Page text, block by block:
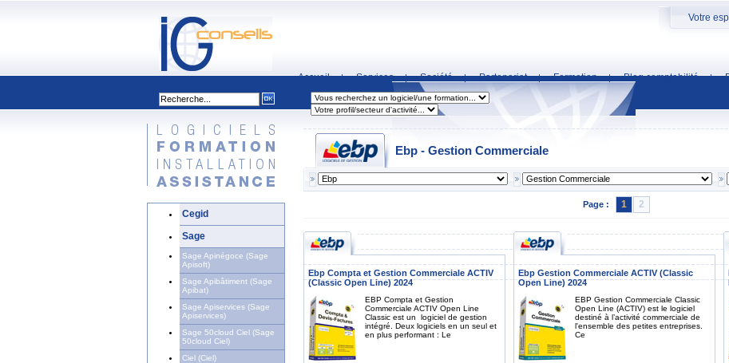
Accueil | Services | Société | Partenariat | Formation | Blog comptabilité |
Votre
Cegid
Sage
Sage Apinégoce (Sage
Apisoft)
Sage Apibâtiment (Sage
Apibat)
Sage Apiservices (Sage
Apiservices)
Sage 50cloud Ciel (Sage
50cloud Ciel)
Ciel (Ciel)
Ebp - Gestion Commerciale
Page : 1 2
Ebp Compta et Gestion Commerciale ACTIV
(Classic Open Line) 2024
EBP Compta et Gestion
Commerciale ACTIV Open Line
Classic est un logiciel de gestion
intégré. Deux logiciels en un seul et
en plus performant : Le
Ebp Gestion Commerciale ACTIV (Classic
Open Line) 2024
EBP Gestion Commerciale Classic
Open Line (ACTIV) est le logiciel
destiné à l’activité commerciale de
l'ensemble des petites entreprises.
Ce